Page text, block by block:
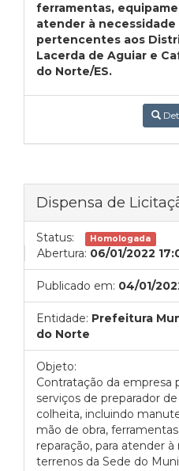
ferramentas,
atender à
pertencentes aos
Lacerda de Aguiar e
do Norte/ES.
Dispensa de
Status: Homologada
Abertura: 06/01/2022
Publicado em: 04/01/
Entidade: Prefeitura
do Norte
Objeto:
Contratação da empresa
serviços de preparador
colheita, incluindo
mão de obra,
reparação, para atender
terrenos da Sede do